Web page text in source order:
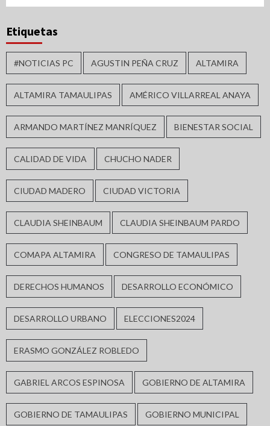
Etiquetas
#NOTICIAS PC AGUSTIN PEÑA CRUZ ALTAMIRA
ALTAMIRA TAMAULIPAS AMÉRICO VILLARREAL ANAYA
ARMANDO MARTÍNEZ MANRÍQUEZ BIENESTAR SOCIAL
CALIDAD DE VIDA CHUCHO NADER
CIUDAD MADERO CIUDAD VICTORIA
CLAUDIA SHEINBAUM CLAUDIA SHEINBAUM PARDO
COMAPA ALTAMIRA CONGRESO DE TAMAULIPAS
DERECHOS HUMANOS DESARROLLO ECONÓMICO
DESARROLLO URBANO ELECCIONES2024
ERASMO GONZÁLEZ ROBLEDO
GABRIEL ARCOS ESPINOSA GOBIERNO DE ALTAMIRA
GOBIERNO DE TAMAULIPAS GOBIERNO MUNICIPAL